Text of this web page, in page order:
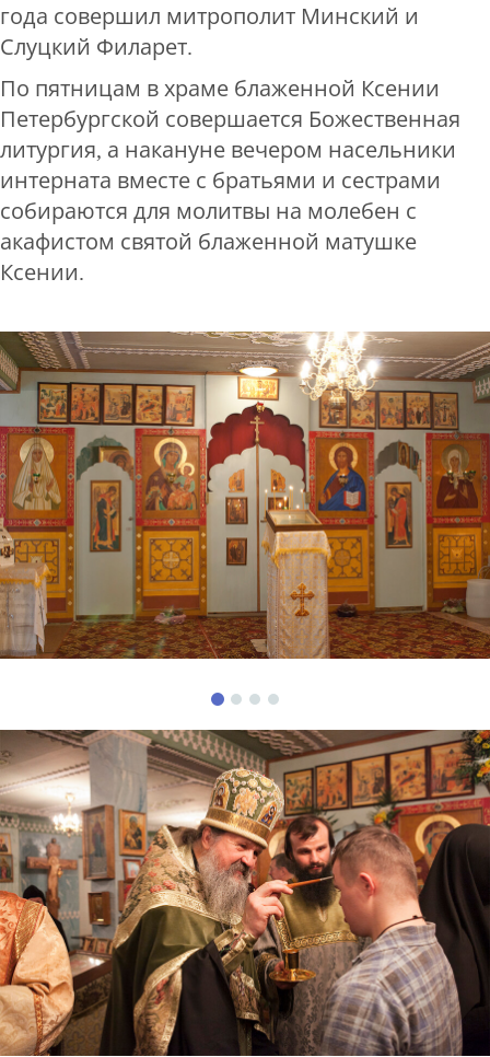
года совершил митрополит Минский и
Слуцкий Филарет.
По пятницам в храме блаженной Ксении
Петербургской совершается Божественная
литургия, а накануне вечером насельники
интерната вместе с братьями и сестрами
собираются для молитвы на молебен с
акафистом святой блаженной матушке
Ксении.
Previous
Previous